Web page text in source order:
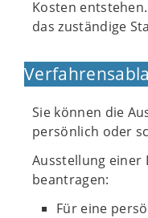
Kosten
das zuständige
Sie können die
persönlich oder
Ausstellung einer
beantragen:
Für eine